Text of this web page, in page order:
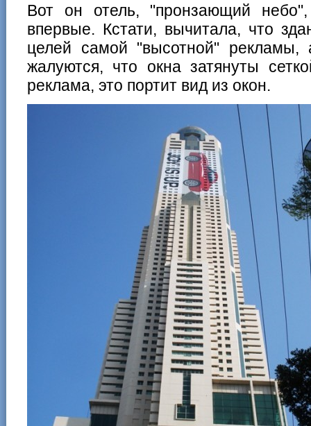
Вот он отель, "пронзающий
впервые. Кстати, вычитала, что
целей самой "высотной" рекламы,
жалуются, что окна затянуты
реклама, это портит вид из окон.